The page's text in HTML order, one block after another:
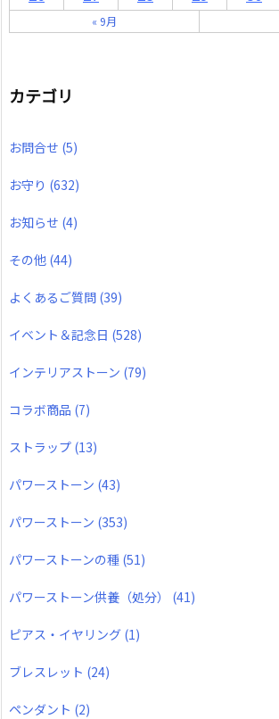
« 9月
カテゴリ
お問合せ (5)
お守り (632)
お知らせ (4)
その他 (44)
よくあるご質問 (39)
イベント＆記念日 (528)
インテリアストーン (79)
コラボ商品 (7)
ストラップ (13)
パワーストーン (43)
パワーストーン (353)
パワーストーンの種 (51)
パワーストーン供養（処分） (41)
ピアス・イヤリング (1)
ブレスレット (24)
ペンダント (2)